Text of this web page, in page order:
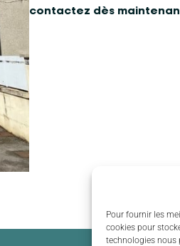
Pour fournir les
cookies pour
technologies nous
contactez dès